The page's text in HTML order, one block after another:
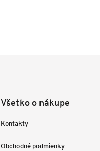
Všetko o nákupe
Kontakty
Obchodné podmienky